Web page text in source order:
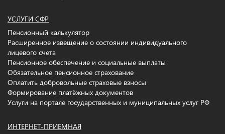
УСЛУГИ СФР
Пенсионный калькулятор
Расширенное извещение о состоянии индивидуального
лицевого счета
Пенсионное обеспечение и социальные выплаты
Обязательное пенсионное страхование
Оплатить добровольные страховые взносы
Формирование платёжных документов
Услуги на портале государственных и муниципальных услуг РФ
ИНТЕРНЕТ-ПРИЕМНАЯ